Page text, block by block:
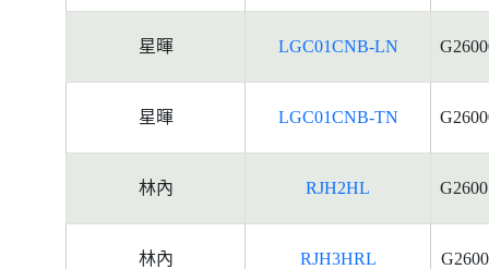
星暉 LGC01CNB-LN
星暉 LGC01CNB-TN
林內 RJH2HL
林內 RJH3HRL